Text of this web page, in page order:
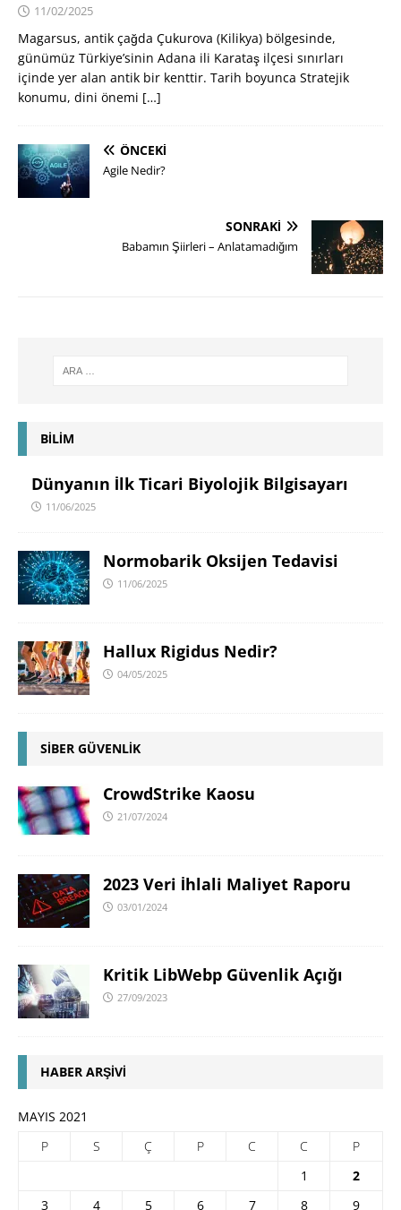
11/02/2025
Magarsus, antik çağda Çukurova (Kilikya) bölgesinde,
günümüz Türkiye’sinin Adana ili Karataş ilçesi sınırları
içinde yer alan antik bir kenttir. Tarih boyunca Stratejik
konumu, dini önemi […]
ÖNCEKI
Agile Nedir?
SONRAKI
Babamın Şiirleri – Anlatamadığım
BİLİM
Dünyanın İlk Ticari Biyolojik Bilgisayarı
11/06/2025
Normobarik Oksijen Tedavisi
11/06/2025
Hallux Rigidus Nedir?
04/05/2025
SİBER GÜVENLİK
CrowdStrike Kaosu
21/07/2024
2023 Veri İhlali Maliyet Raporu
03/01/2024
Kritik LibWebp Güvenlik Açığı
27/09/2023
HABER ARŞIVI
MAYIS 2021
P
S Ç P C C
P
1
2
3
4 5 6 7 8 9